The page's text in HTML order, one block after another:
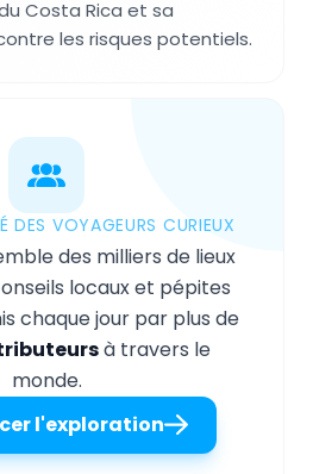
Costa Rica et sa
les risques potentiels.
DES VOYAGEURS CURIEUX
des milliers de lieux
locaux et pépites
chaque jour par plus de
à travers le
monde.
l'exploration